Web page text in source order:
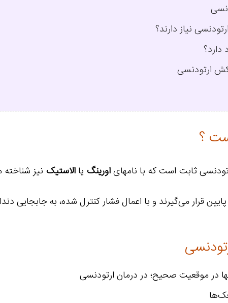
نیاز دارند؟
دارد؟
کش ارتودنسی
؟
ثابت است که با نامهایاورینگ یاالاستیک نیز
قرار می‌گیرند و با اعمال فشار کنترل شده، به جابجایی
در موقعیت صحیح؛ در درمان ارتودنسی